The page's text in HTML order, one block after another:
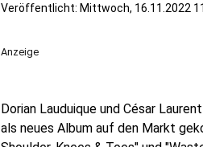
Veröffentlicht: Mittwoch, 16.11.2022
Anzeige
Dorian Lauduique und César
als neues Album auf den Markt